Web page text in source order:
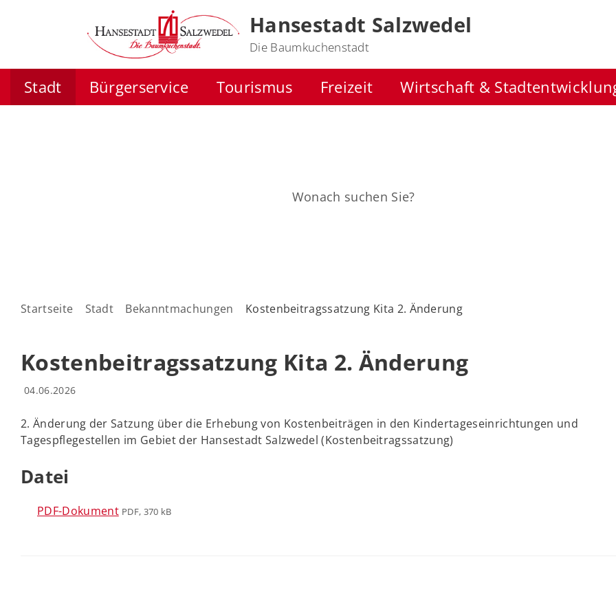
Hansestadt Salzwedel
Die Baumkuchenstadt
Stadt Bürgerservice Tourismus Freizeit Wirtschaft &
Startseite Stadt Bekanntmachungen Kostenbeitragssatzung Kita 2. Änderung
Kostenbeitragssatzung Kita 2. Änderung
04.06.2026
2. Änderung der Satzung über die Erhebung von Kostenbeiträgen in den Kindertageseinrichtungen und
Tagespflegestellen im Gebiet der Hansestadt Salzwedel (Kostenbeitragssatzung)
Datei
PDF-Dokument PDF, 370 kB